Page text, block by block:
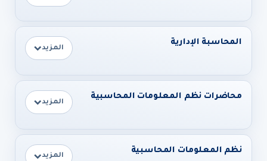
المحاسبة الإدارية
المزيد
محاضرات نظم المعلومات المحاسبية
المزيد
نظم المعلومات المحاسبية
المزيد